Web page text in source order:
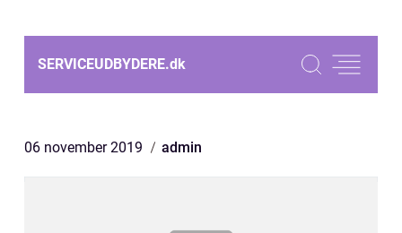
SERVICEUDBYDERE.dk
06 november 2019 admin